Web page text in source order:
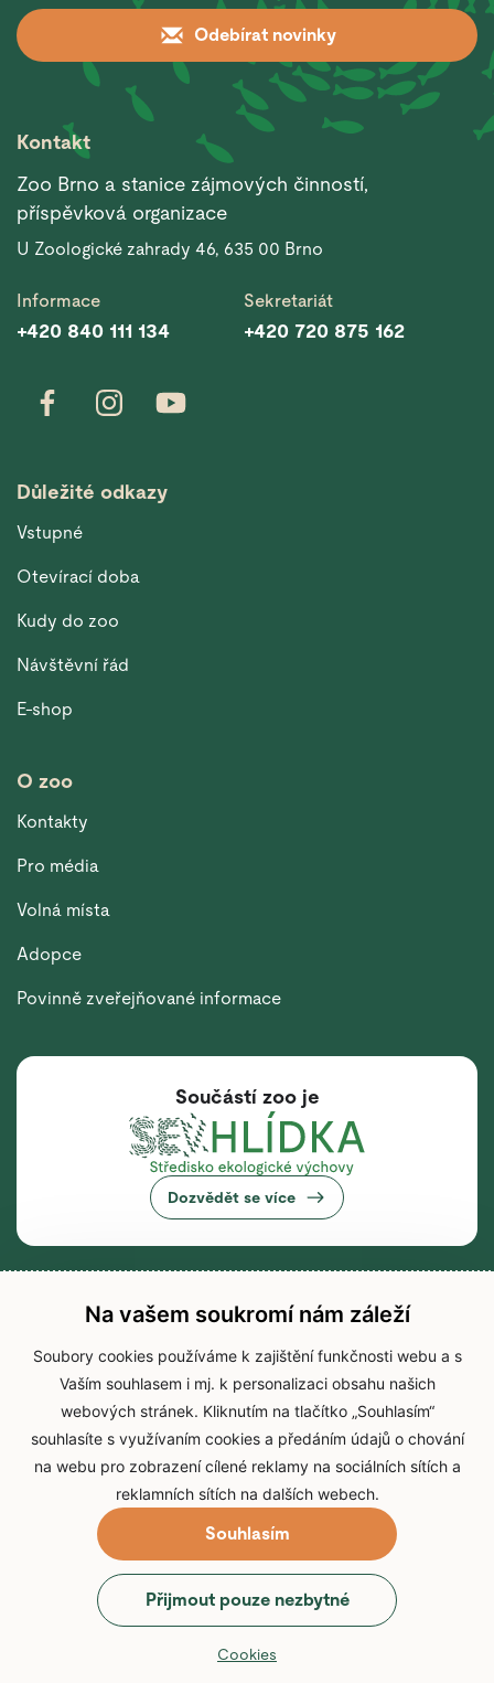
Odebírat novinky
Kontakt
Zoo Brno a stanice zájmových činností,
příspěvková organizace
U Zoologické zahrady 46, 635 00 Brno
Informace
+420 840 111 134
Sekretariát
+420 720 875 162
Důležité odkazy
Vstupné
Otevírací doba
Kudy do zoo
Návštěvní řád
E-shop
O zoo
Kontakty
Pro média
Volná místa
Adopce
Povinně zveřejňované informace
Součástí zoo je
Dozvědět se více
© 2026 Zoo Brno
Prohlášení o přístupnostiZpracování osobních údajů
Přihlášení do IS Zoo Brno
Web vytvořilwebProgress
Na vašem soukromí nám záleží
Soubory cookies používáme k zajištění funkčnosti webu a s
Vaším souhlasem i mj. k personalizaci obsahu našich
webových stránek. Kliknutím na tlačítko „Souhlasím“
souhlasíte s využívaním cookies a předáním údajů o chování
na webu pro zobrazení cílené reklamy na sociálních sítích a
reklamních sítích na dalších webech.
Souhlasím
Přijmout pouze nezbytné
Cookies